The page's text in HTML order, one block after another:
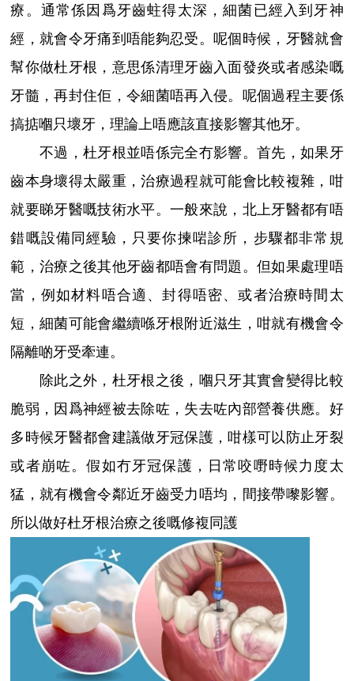
療。通常係因爲牙齒蛀得太深，細菌已經入到牙神
經，就會令牙痛到唔能夠忍受。呢個時候，牙醫就會
幫你做杜牙根，意思係清理牙齒入面發炎或者感染嘅
牙髓，再封住佢，令細菌唔再入侵。呢個過程主要係
搞掂嗰只壞牙，理論上唔應該直接影響其他牙。
不過，杜牙根並唔係完全冇影響。首先，如果牙
齒本身壞得太嚴重，治療過程就可能會比較複雜，咁
就要睇牙醫嘅技術水平。一般來說，北上牙醫都有唔
錯嘅設備同經驗，只要你揀啱診所，步驟都非常規
範，治療之後其他牙齒都唔會有問題。但如果處理唔
當，例如材料唔合適、封得唔密、或者治療時間太
短，細菌可能會繼續喺牙根附近滋生，咁就有機會令
隔離啲牙受牽連。
除此之外，杜牙根之後，嗰只牙其實會變得比較
脆弱，因爲神經被去除咗，失去咗內部營養供應。好
多時候牙醫都會建議做牙冠保護，咁樣可以防止牙裂
或者崩咗。假如冇牙冠保護，日常咬嘢時候力度太
猛，就有機會令鄰近牙齒受力唔均，間接帶嚟影響。
所以做好杜牙根治療之後嘅修複同護